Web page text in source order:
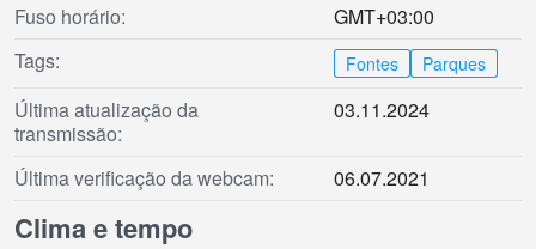
Fuso horário:
GMT+03:00
Tags:
Fontes Parques
Última atualização da
transmissão:
03.11.2024
Última verificação da webcam: 06.07.2021
Clima e tempo